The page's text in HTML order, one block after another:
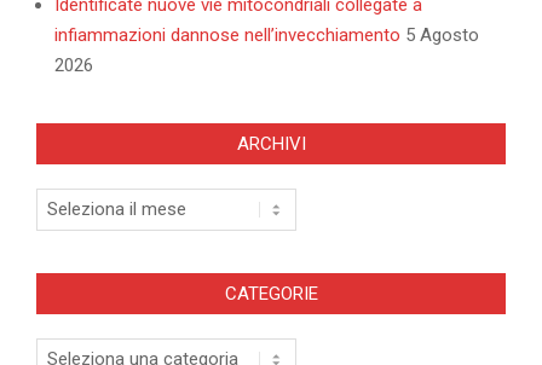
Identificate nuove vie mitocondriali collegate a
infiammazioni dannose nell’invecchiamento 5 Agosto
2026
ARCHIVI
Archivi
CATEGORIE
Categorie